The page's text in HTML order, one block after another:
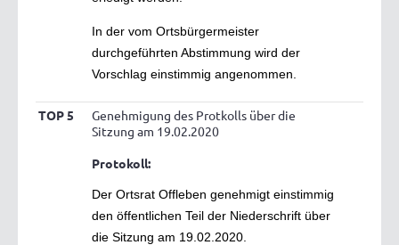
In der vom Ortsbürgermeister
durchgeführten Abstimmung wird der
Vorschlag einstimmig angenommen.
TOP 5
Genehmigung des Protkolls über die
Sitzung am 19.02.2020
Protokoll:
Der Ortsrat Offleben genehmigt einstimmig
den öffentlichen Teil der Niederschrift über
die Sitzung am 19.02.2020.